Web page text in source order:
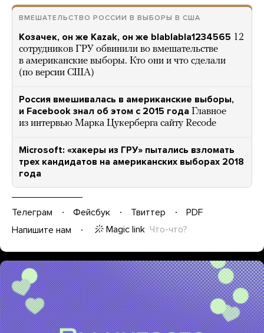
ВМЕШАТЕЛЬСТВО РОССИИ В ВЫБОРЫ В США
Козачек, он же Kazak, он же blablabla1234565 12
сотрудников ГРУ обвинили во вмешательстве
в американские выборы. Кто они и что сделали
(по версии США)
Россия вмешивалась в американские выборы,
и Facebook знал об этом с 2015 года Главное
из интервью Марка Цукерберга сайту Recode
Microsoft: «хакеры из ГРУ» пытались взломать
трех кандидатов на американских выборах 2018
года
Телеграм Фейсбук Твиттер
PDF
Напишите нам
Magic link Что-что?